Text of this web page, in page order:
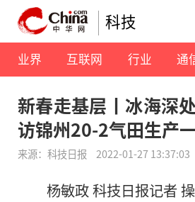
科技
业界 互联网 行业 通
新春走基层丨冰海深
访锦州20-2气田生产
来源：科技日报 2022-01-27 13:37:03
杨敏政 科技日报记者